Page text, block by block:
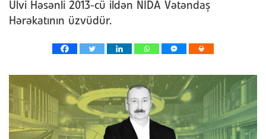
Ülvi Həsənli 2013-cü ildən NİDA Vətəndaş
Hərəkatının üzvüdür.